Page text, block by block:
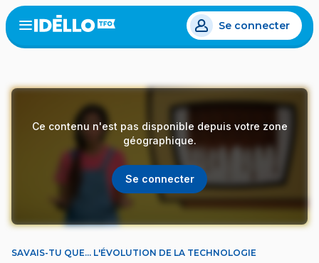
Aller
au
contenu
Open
menu
Se connecter
Ce contenu n'est pas disponible depuis votre zone
géographique.
Se connecter
SAVAIS-TU QUE... L'ÉVOLUTION DE LA TECHNOLOGIE